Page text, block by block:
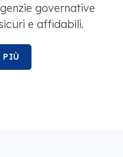
governative
e affidabili.
PIÙ